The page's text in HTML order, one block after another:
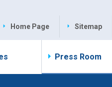
Home Page Sitemap
Press Room